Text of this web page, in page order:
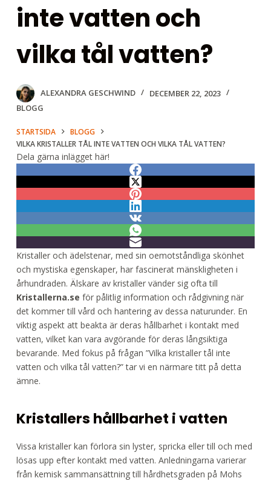
inte vatten och
vilka tål vatten?
ALEXANDRA GESCHWIND
DECEMBER 22, 2023
BLOGG
STARTSIDA
BLOGG
VILKA KRISTALLER TÅL INTE VATTEN OCH VILKA TÅL VATTEN?
Dela gärna inlägget här!
Kristaller och ädelstenar, med sin oemotståndliga skönhet
och mystiska egenskaper, har fascinerat mänskligheten i
århundraden. Älskare av kristaller vänder sig ofta till
Kristallerna.se för pålitlig information och rådgivning när
det kommer till vård och hantering av dessa naturunder. En
viktig aspekt att beakta är deras hållbarhet i kontakt med
vatten, vilket kan vara avgörande för deras långsiktiga
bevarande. Med fokus på frågan ”Vilka kristaller tål inte
vatten och vilka tål vatten?” tar vi en närmare titt på detta
ämne.
Kristallers hållbarhet i vatten
Vissa kristaller kan förlora sin lyster, spricka eller till och med
lösas upp efter kontakt med vatten. Anledningarna varierar
från kemisk sammansättning till hårdhetsgraden på Mohs